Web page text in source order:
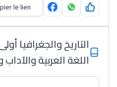
le lien
التاريخ والجغرافيا
اللغة العربية